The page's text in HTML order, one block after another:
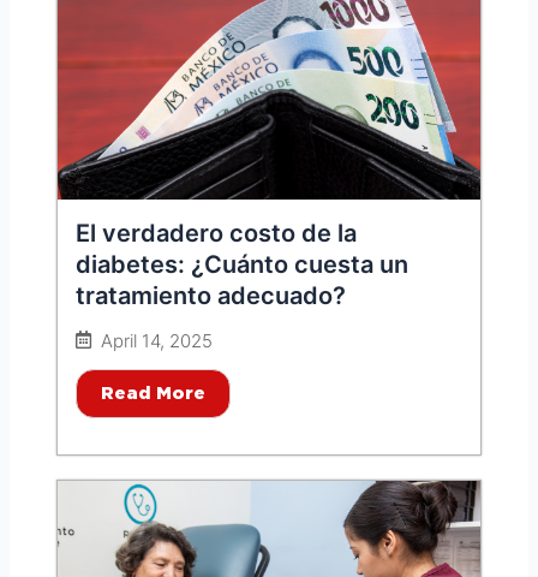
El verdadero costo de la
diabetes: ¿Cuánto cuesta un
tratamiento adecuado?
April 14, 2025
Read More